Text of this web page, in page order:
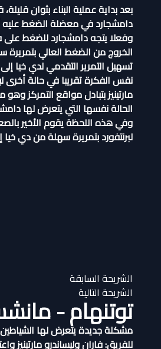
بعد بداية عملية البناء بثوان
دامشجارد في معضلة الضغط عليه
وفعلا يتجه دامشجارد للضغط على
الخروج من الضغط العالي بتمريرة
تسهيل التمرير التقدمي لدي خيا
نفس الفكرة تقريبا في حالة
مارتينيز بتبادل مواقع التمركز
الحالة نفسها التي يتعرض لها
وفي هذه اللحظة يقوم الأخير
لبرنتفورد بتمريرة سهلة من دي
الشريحة السابقة
الشريحة التالية
توتنهام -
مشكلة جديدة يتعرض لها
للفريق: فاران وليساندرو مارتينيز